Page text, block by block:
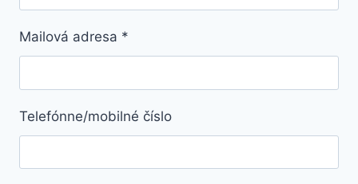
Mailová adresa *
Telefónne/mobilné číslo